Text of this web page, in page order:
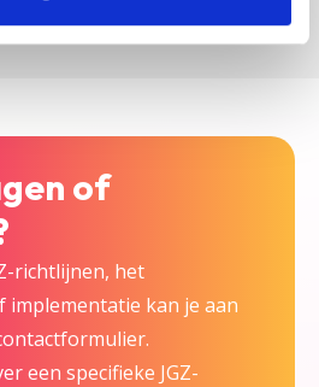
of
richtlijnen, het
kan je aan
een specifieke JGZ-